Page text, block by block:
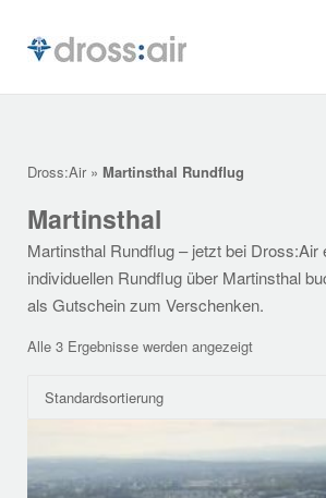
content
Home
Dross:Air» Martinsthal Rundflug
Martinsthal
Martinsthal Rundflug – jetzt bei Dross:Air
individuellen Rundflug über Martinsthal
als Gutschein zum Verschenken.
Alle 3 Ergebnisse werden angezeigt
Standardsortierung